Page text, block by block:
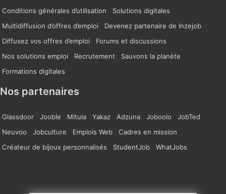
Conditions générales d’utilisation
Solutions digitales
Multidiffusion d’offres d’emploi
Devenez partenaire de Inzejob
Diffusez vos offres d’emploi
Forums et discussions
Nos solutions emploi
Recrutement
Sauvons la planète
Formations digitales
Nos partenaires
Glassdoor Jooble Mitula Yakaz Adzuna Joboolo
JobTed
Neuvoo
Jobculture Emplois Web
Cadres en mission
Créateur de bijoux personnalisés
StudentJob WhatJobs